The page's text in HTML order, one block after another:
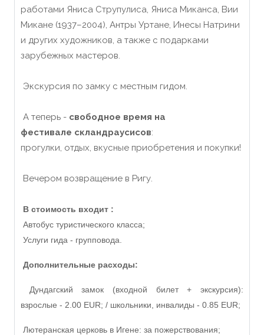
работами Яниса Струпулиса, Яниса Миканса, Вии
Микане (1937–2004), Антры Уртане, Инесы Натрини
и других художников, а также с подарками
зарубежных мастеров.
Экскурсия по замку с местным гидом.
А теперь - свободное время на
фестивале скландраусисов:
прогулки, отдых, вкусные приобретения и покупки!
Вечером возвращение в Ригу.
В стоимость входит :
Автобус туристического класса;
Услуги гида - групповода.
Дополнительные расходы:
Дундагский замок (входной билет + экскурсия):
взрослые - 2.00 EUR; / школьники, инвалиды - 0.85 EUR;
Лютеранская церковь в Игене: за пожерствования;